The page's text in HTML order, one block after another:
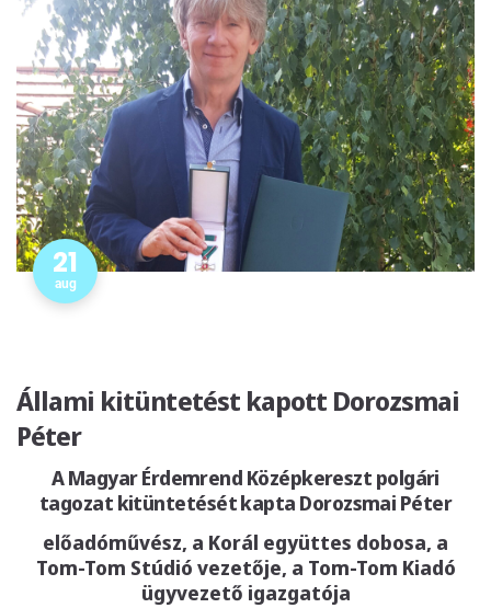
21
aug
Állami kitüntetést kapott Dorozsmai
Péter
A Magyar Érdemrend Középkereszt polgári
tagozat kitüntetését kapta Dorozsmai Péter
előadóművész, a Korál együttes dobosa, a
Tom-Tom Stúdió vezetője, a Tom-Tom Kiadó
ügyvezető igazgatója